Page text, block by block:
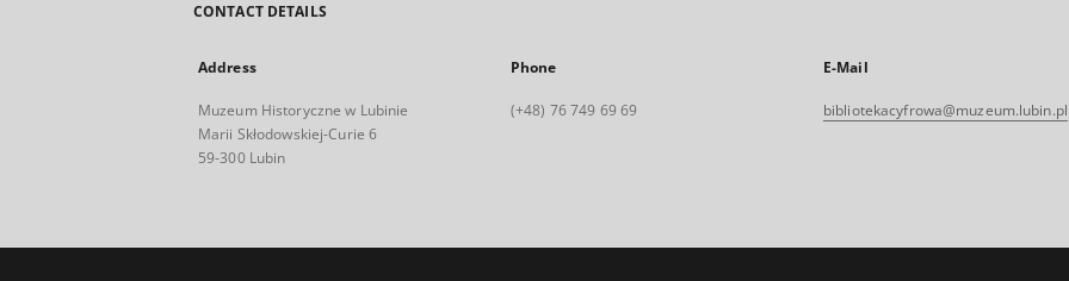
CONTACT DETAILS
Address
Muzeum Historyczne w Lubinie
Marii Skłodowskiej-Curie 6
59-300 Lubin
Phone
(+48) 76 749 69 69
E-Mail
bibliotekacyfrowa@muzeum.lubin.pl